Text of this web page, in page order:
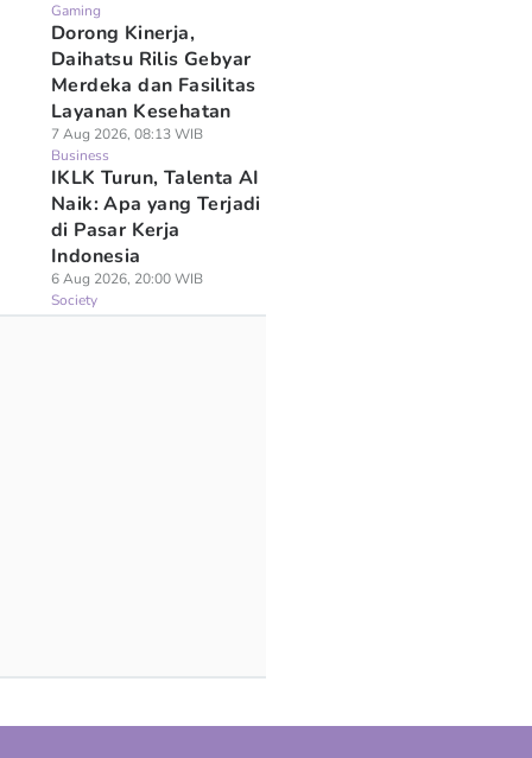
Gaming
Dorong Kinerja,
Daihatsu Rilis Gebyar
Merdeka dan Fasilitas
Layanan Kesehatan
7 Aug 2026, 08:13 WIB
Business
IKLK Turun, Talenta AI
Naik: Apa yang Terjadi
di Pasar Kerja
Indonesia
6 Aug 2026, 20:00 WIB
Society